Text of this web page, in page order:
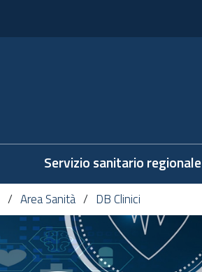
Servizio sanitario regionale
Area Sanità DB Clinici